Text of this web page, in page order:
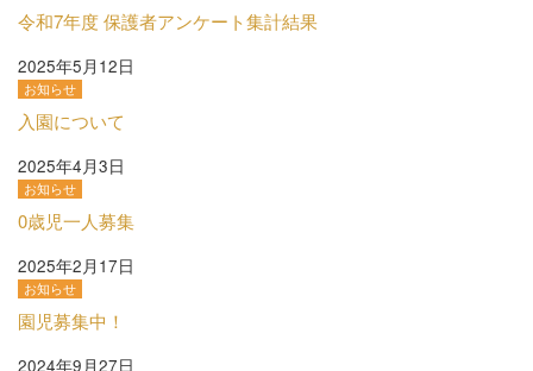
令和7年度 保護者アンケート集計結果
2025年5月12日
お知らせ
入園について
2025年4月3日
お知らせ
0歳児一人募集
2025年2月17日
お知らせ
園児募集中！
2024年9月27日